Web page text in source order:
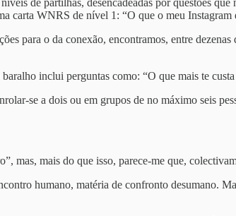
carta WNRS de nível 1: “O que o meu Instagram
para o da conexão, encontramos, entre
inclui perguntas como: “O que mais te
se a dois ou em grupos de no máximo seis
mas, mais do que isso, parece-me que,
humano, matéria de confronto desumano.